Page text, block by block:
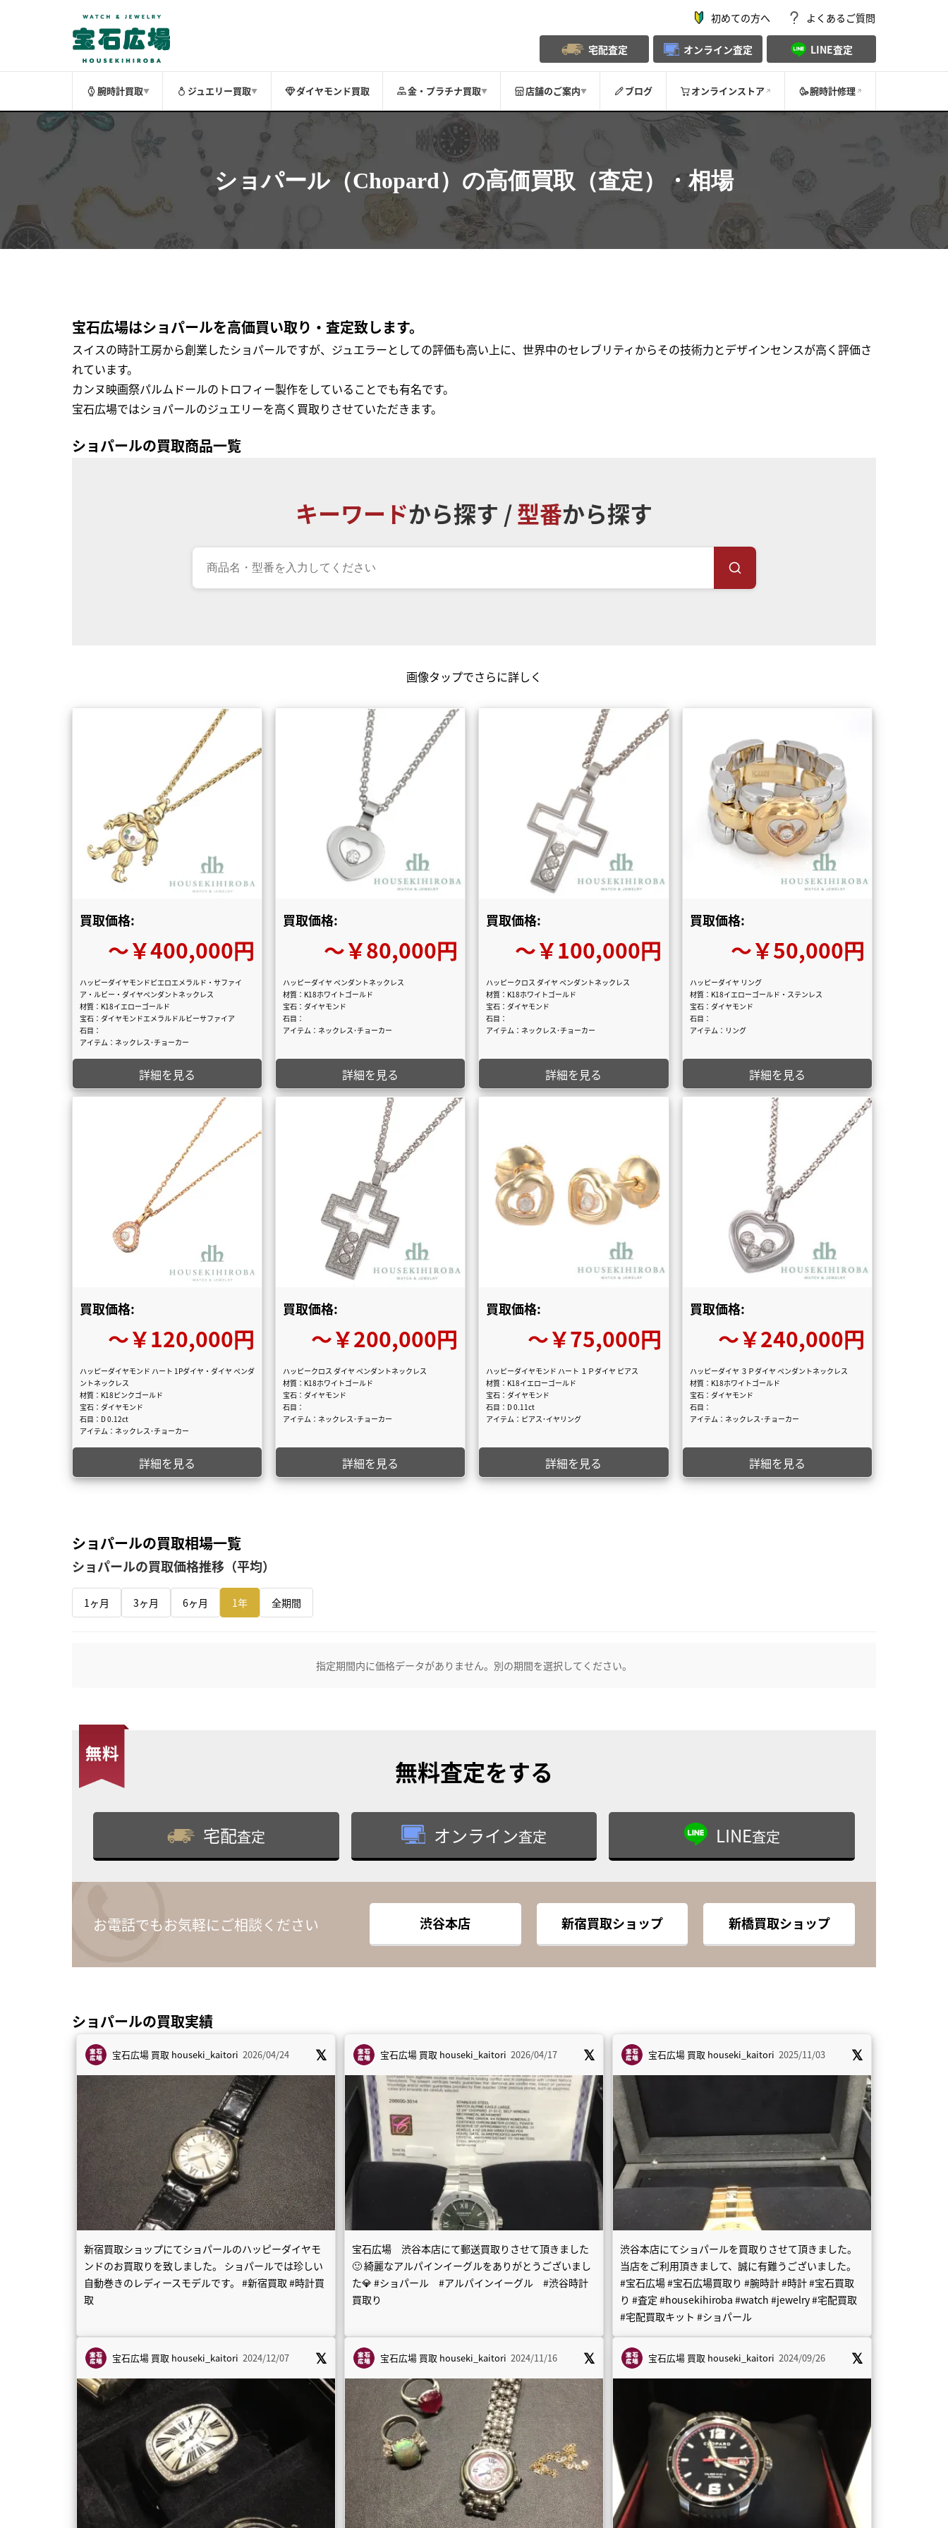
初めての方へ よくあるご質問
宅配査定 オンライン査定 LINE査定
腕時計買取▼ ジュエリー買取▼ ダイヤモンド買取 金・プラチナ買取▼ 店舗のご案内▼ ブログ オンラインストア 腕時計修理
ショパール（Chopard） の高価買取（査定）・相場
宝石広場はショパールを高価買い取り・査定致します。
スイスの時計工房から創業したショパールですが、ジュエラーとしての評価も高い上に、世界中のセレブリティからその技術力とデザインセンスが高く評価さ
れています。
カンヌ映画祭パルムドールのトロフィー製作をしていることでも有名です。
宝石広場ではショパールのジュエリーを高く買取りさせていただきます。
ショパールの買取商品一覧
キーワードから探す /型番から探す
画像タップでさらに詳しく
買取価格:
〜￥400,000円
ハッピーダイヤモンドピエロエメラルド・サファイ
ア・ルビー・ダイヤペンダントネックレス
材質：K18イエローゴールド
宝石：ダイヤモンドエメラルドルビーサファイア
石目：
アイテム：ネックレス･チョーカー
詳細を見る
買取価格:
〜￥80,000円
ハッピーダイヤ ペンダントネックレス
材質：K18ホワイトゴールド
宝石：ダイヤモンド
石目：
アイテム：ネックレス･チョーカー
詳細を見る
買取価格:
〜￥100,000円
ハッピークロス ダイヤ ペンダントネックレス
材質：K18ホワイトゴールド
宝石：ダイヤモンド
石目：
アイテム：ネックレス･チョーカー
詳細を見る
買取価格:
〜￥50,000円
ハッピーダイヤ リング
材質：K18イエローゴールド・ステンレス
宝石：ダイヤモンド
石目：
アイテム：リング
詳細を見る
買取価格:
〜￥120,000円
ハッピーダイヤモンド ハート 1Pダイヤ・ダイヤ ペンダ
ントネックレス
材質：K18ピンクゴールド
宝石：ダイヤモンド
石目：D 0.12ct
アイテム：ネックレス･チョーカー
詳細を見る
買取価格:
〜￥200,000円
ハッピークロス ダイヤ ペンダントネックレス
材質：K18ホワイトゴールド
宝石：ダイヤモンド
石目：
アイテム：ネックレス･チョーカー
詳細を見る
買取価格:
〜￥75,000円
ハッピーダイヤモンド ハート １Ｐダイヤ ピアス
材質：K18イエローゴールド
宝石：ダイヤモンド
石目：D 0.11ct
アイテム：ピアス･イヤリング
詳細を見る
買取価格:
〜￥240,000円
ハッピーダイヤ ３Ｐダイヤ ペンダントネックレス
材質：K18ホワイトゴールド
宝石：ダイヤモンド
石目：
アイテム：ネックレス･チョーカー
詳細を見る
ショパールの買取相場一覧
ショパールの買取価格推移（平均）
1ヶ月 3ヶ月 6ヶ月 1年 全期間
指定期間内に価格データがありません。別の期間を選択してください。
無料査定をする
宅配査定 オンライン査定 LINE査定
お電話でもお気軽にご相談ください 渋谷本店 新宿買取ショップ 新橋買取ショップ
ショパールの買取実績
宝石広場 買取 houseki_kaitori 2026/04/24
新宿買取ショップにてショパールのハッピーダイヤモ
ンドのお買取りを致しました。 ショパールでは珍しい
自動巻きのレディースモデルです。 #新宿買取 #時計買
取
宝石広場 買取 houseki_kaitori 2026/04/17
宝石広場 渋谷本店にて郵送買取りさせて頂きました
🙂 綺麗なアルパインイーグルをありがとうございまし
た💎 #ショパール #アルパインイーグル #渋谷時計
買取り
宝石広場 買取 houseki_kaitori 2025/11/03
渋谷本店にてショパールを買取りさせて頂きました。
当店をご利用頂きまして、誠に有難うございました。
#宝石広場 #宝石広場買取り #腕時計 #時計 #宝石買取
り #査定 #housekihiroba #watch #jewelry #宅配買取
#宅配買取キット #ショパール
宝石広場 買取 houseki_kaitori 2024/12/07 宝石広場 買取 houseki_kaitori 2024/11/16 宝石広場 買取 houseki_kaitori 2024/09/26